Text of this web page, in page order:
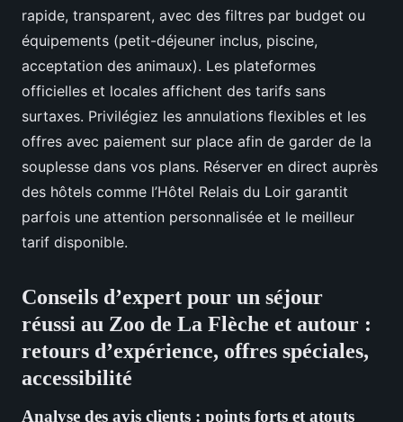
rapide, transparent, avec des filtres par budget ou
équipements (petit-déjeuner inclus, piscine,
acceptation des animaux). Les plateformes
officielles et locales affichent des tarifs sans
surtaxes. Privilégiez les annulations flexibles et les
offres avec paiement sur place afin de garder de la
souplesse dans vos plans. Réserver en direct auprès
des hôtels comme l’Hôtel Relais du Loir garantit
parfois une attention personnalisée et le meilleur
tarif disponible.
Conseils d’expert pour un séjour
réussi au Zoo de La Flèche et autour :
retours d’expérience, offres spéciales,
accessibilité
Analyse des avis clients : points forts et atouts